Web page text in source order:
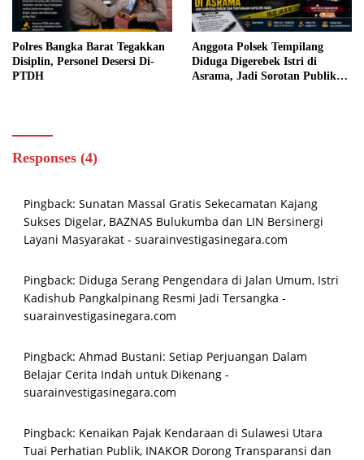
Polres Bangka Barat Tegakkan
Disiplin, Personel Desersi Di-
PTDH
Anggota Polsek Tempilang
Diduga Digerebek Istri di
Asrama, Jadi Sorotan Publik
Responses (4)
Pingback: Sunatan Massal Gratis Sekecamatan Kajang
Sukses Digelar, BAZNAS Bulukumba dan LIN Bersinergi
Layani Masyarakat - suarainvestigasinegara.com
Pingback: Diduga Serang Pengendara di Jalan Umum, Istri
Kadishub Pangkalpinang Resmi Jadi Tersangka -
suarainvestigasinegara.com
Pingback: Ahmad Bustani: Setiap Perjuangan Dalam
Belajar Cerita Indah untuk Dikenang -
suarainvestigasinegara.com
Pingback: Kenaikan Pajak Kendaraan di Sulawesi Utara
Tuai Perhatian Publik, INAKOR Dorong Transparansi dan